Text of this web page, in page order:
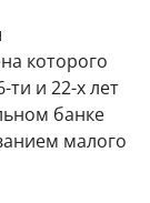
которого
и 22-х лет
банке
малого